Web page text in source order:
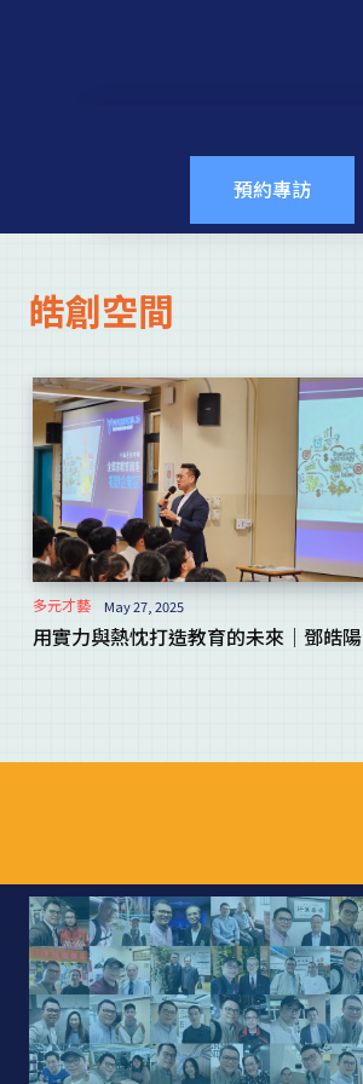
預約專訪
皓創空間
多元才藝 May 27, 2025
用實力與熱忱打造教育的未來｜鄧皓陽